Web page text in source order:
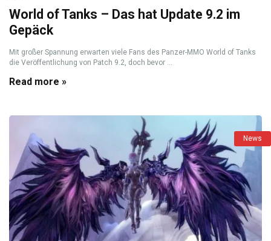
World of Tanks – Das hat Update 9.2 im
Gepäck
Mit großer Spannung erwarten viele Fans des Panzer-MMO World of Tanks
die Veröffentlichung von Patch 9.2, doch bevor ...
Read more »
News